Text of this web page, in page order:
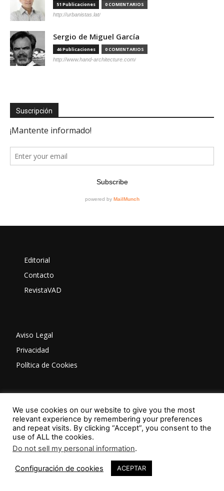
51 Publicaciones 0 COMENTARIOS
http://urbanistas.lat/
Sergio de Miguel García
46 Publicaciones 0 COMENTARIOS
http://www.hand-architecture.com/
Suscripción
Editorial
Contacto
RevistaVAD
Aviso Legal
Privacidad
Política de Cookies
SÍGUENOS
We use cookies on our website to give you the most
relevant experience by remembering your preferences
and repeat visits. By clicking “Accept”, you consent to the
use of ALL the cookies.
Do not sell my personal information.
Configuración de cookies ACEPTAR